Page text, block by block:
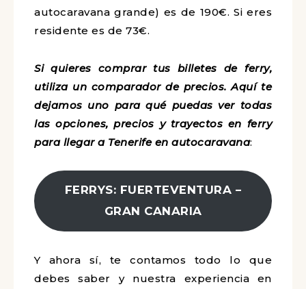
autocaravana grande) es de 190€. Si eres
residente es de 73€.
Si quieres comprar tus billetes de ferry,
utiliza un comparador de precios. Aquí te
dejamos uno para qué puedas ver todas
las opciones, precios y trayectos en ferry
para llegar a Tenerife en autocaravana:
FERRYS: FUERTEVENTURA –
GRAN CANARIA
Y ahora sí, te contamos todo lo que
debes saber y nuestra experiencia en